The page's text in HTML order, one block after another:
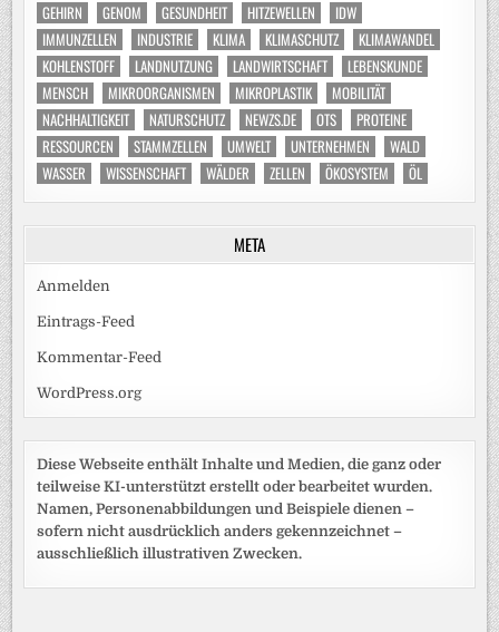
GEHIRN
GENOM GESUNDHEIT HITZEWELLEN
IDW
IMMUNZELLEN
INDUSTRIE KLIMA KLIMASCHUTZ
KLIMAWANDEL
KOHLENSTOFF
LANDNUTZUNG LANDWIRTSCHAFT
LEBENSKUNDE
MENSCH
MIKROORGANISMEN MIKROPLASTIK
MOBILITÄT
NACHHALTIGKEIT
NATURSCHUTZ NEWZS.DE OTS
PROTEINE
RESSOURCEN
STAMMZELLEN UMWELT UNTERNEHMEN
WALD
WASSER
WISSENSCHAFT WÄLDER ZELLEN ÖKOSYSTEM ÖL
META
Anmelden
Eintrags-Feed
Kommentar-Feed
WordPress.org
Diese Webseite enthält Inhalte und Medien, die ganz oder
teilweise KI-unterstützt erstellt oder bearbeitet wurden.
Namen, Personenabbildungen und Beispiele dienen –
sofern nicht ausdrücklich anders gekennzeichnet –
ausschließlich illustrativen Zwecken.